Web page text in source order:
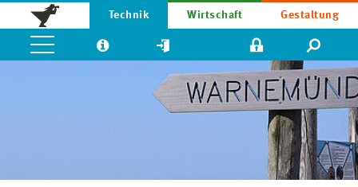
Technik Wirtschaft Gestaltung